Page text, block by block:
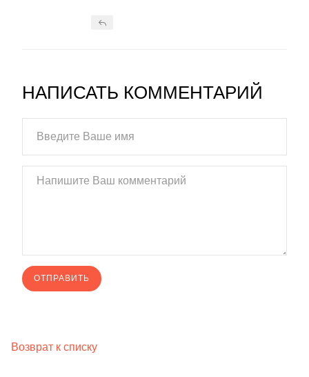
НАПИСАТЬ КОММЕНТАРИЙ
Возврат к списку